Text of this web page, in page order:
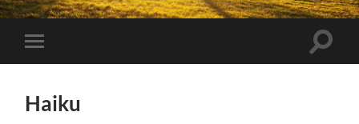
Mobile-
Menü
Haiku